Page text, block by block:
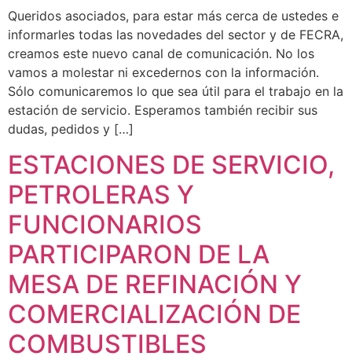
Queridos asociados, para estar más cerca de ustedes e
informarles todas las novedades del sector y de FECRA,
creamos este nuevo canal de comunicación. No los
vamos a molestar ni excedernos con la información.
Sólo comunicaremos lo que sea útil para el trabajo en la
estación de servicio. Esperamos también recibir sus
dudas, pedidos y […]
ESTACIONES DE SERVICIO,
PETROLERAS Y
FUNCIONARIOS
PARTICIPARON DE LA
MESA DE REFINACIÓN Y
COMERCIALIZACIÓN DE
COMBUSTIBLES